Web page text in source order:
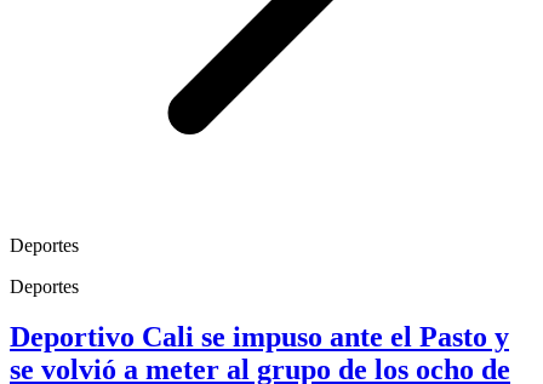
Deportes
Deportes
Deportivo Cali se impuso ante el Pasto y
se volvió a meter al grupo de los ocho de